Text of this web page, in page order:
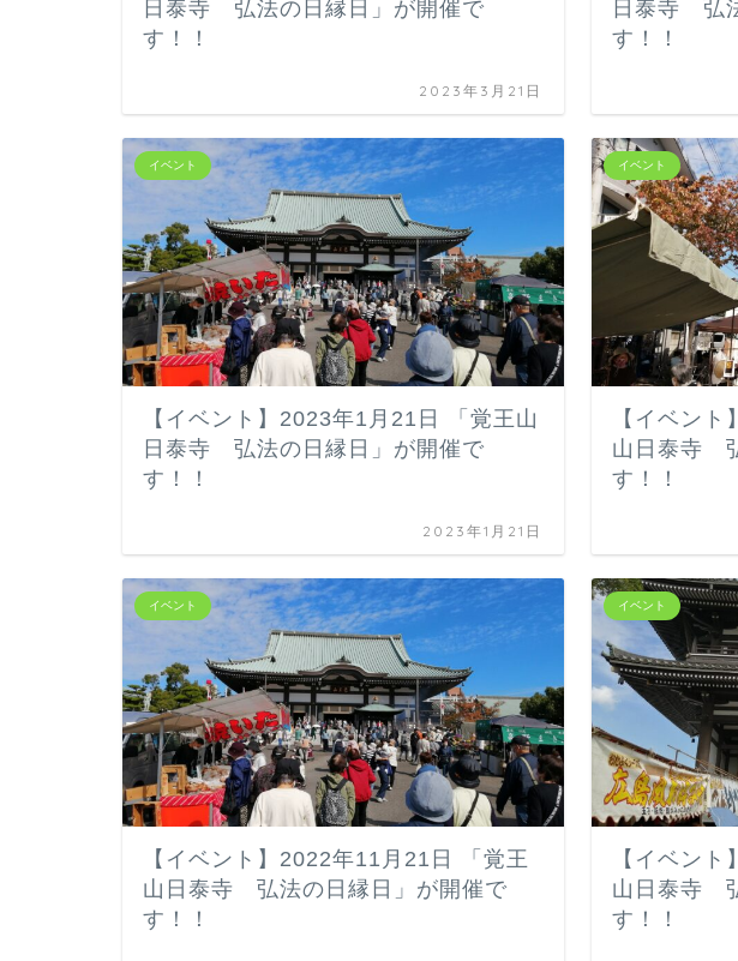
日泰寺 弘法の日縁日」が開催で
す！！
2023年3月21日
日泰寺 弘
す！！
イベント
【イベント】2023年1月21日 「覚王山
日泰寺 弘法の日縁日」が開催で
す！！
2023年1月21日
イベント
【イベン
山日泰寺
す！！
イベント
【イベント】2022年11月21日 「覚王
山日泰寺 弘法の日縁日」が開催で
す！！
イベント
【イベン
山日泰寺
す！！